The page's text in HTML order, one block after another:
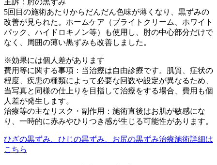
5回目の施術あたりからだんだん色味が薄くなり、黒ずみの
改善が見られた。ホームケア（ブライトクリーム、ホワイト
パック、ハイドロキノン等）も使用し、肘の中心部分だけで
なく、周囲の薄い黒ずみも改善しました。
※効果には個人差があります
費用等に関する事項：当治療は自由診療です。肌質、症状の
程度、疾患の種類によって必要な回数や設定が異なるため、
当写真と同様の仕上りを目指して治療をする場合、費用も個
人差が発生します。
治療等の主なリスク・副作用：施術直後はお肌が敏感にな
り、一時的に赤みやひりつき感が生じる可能性があります。
ひざの黒ずみ、ひじの黒ずみ、お尻の黒ずみ治療施術詳細は
こちら